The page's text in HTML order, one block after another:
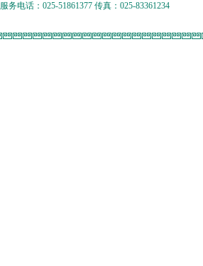
服务电话：025-51861377 传真：025-83361234